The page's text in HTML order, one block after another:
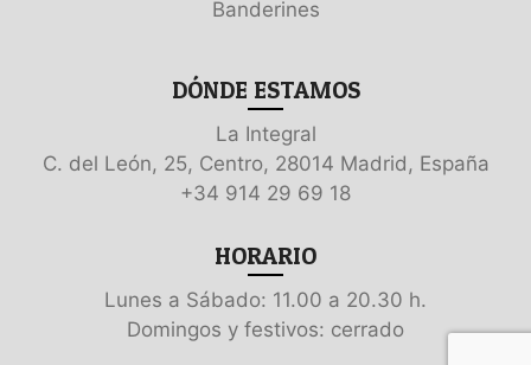
Banderines
DÓNDE ESTAMOS
La Integral
C. del León, 25, Centro, 28014 Madrid, España
+34 914 29 69 18
HORARIO
Lunes a Sábado: 11.00 a 20.30 h.
Domingos y festivos: cerrado